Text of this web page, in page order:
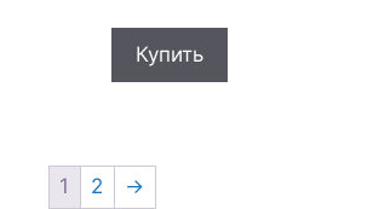
Купить
1 2 →